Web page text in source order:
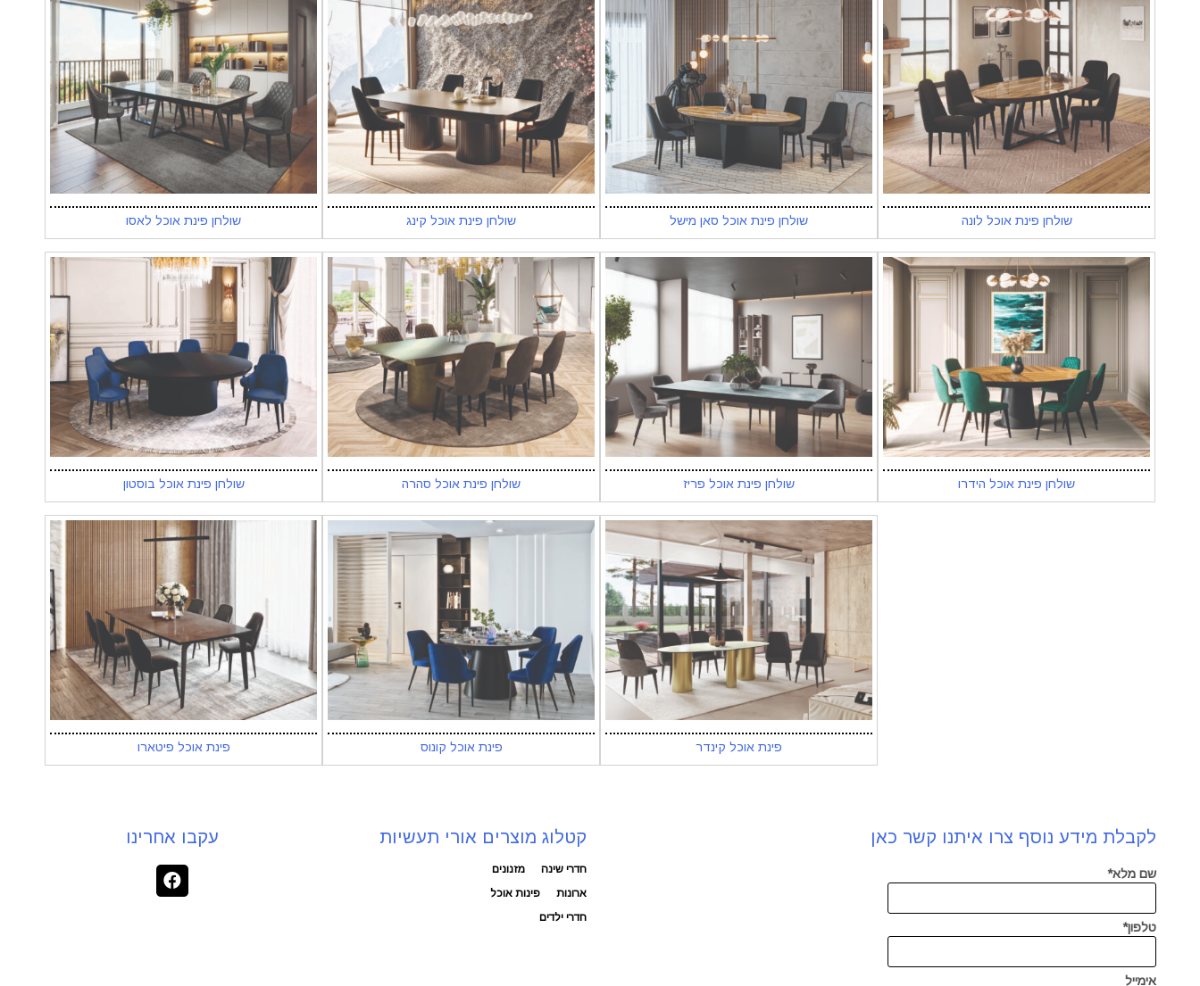
שולחן פינת אוכל לאסו שולחן פינת אוכל קינג שולחן פינת אוכל סאן מישל שולחן פינת אוכל לונה
שולחן פינת אוכל בוסטון שולחן פינת אוכל סהרה שולחן פינת אוכל פריז שולחן פינת אוכל הידרו
פינת אוכל פיטארו פינת אוכל קונוס פינת אוכל קינדר
עקבו אחרינו קטלוג מוצרים אורי תעשיות
חדרי שינה
מזנונים
ארונות
פינות אוכל
חדרי ילדים
לקבלת מידע נוסף צרו איתנו קשר כאן
שם מלא*
טלפון*
אימייל